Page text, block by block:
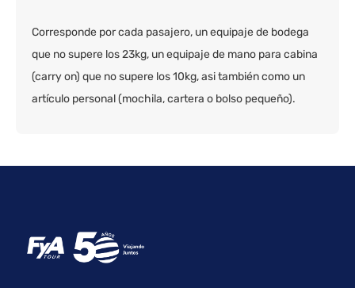
Corresponde por cada pasajero, un equipaje de bodega
que no supere los 23kg, un equipaje de mano para cabina
(carry on) que no supere los 10kg, asi también como un
artículo personal (mochila, cartera o bolso pequeño).